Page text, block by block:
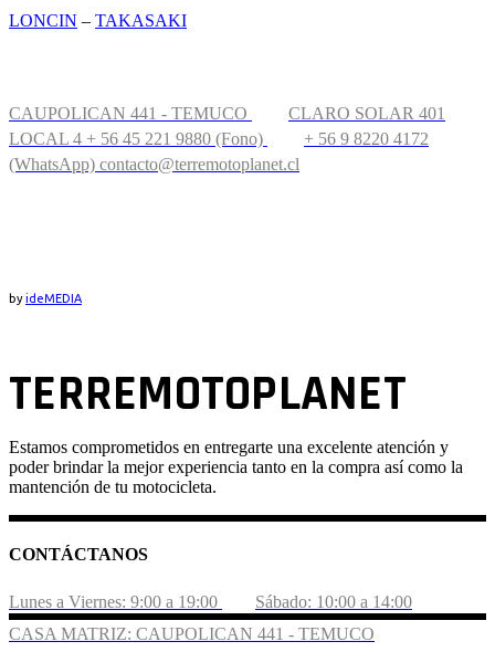
LONCIN – TAKASAKI
CAUPOLICAN 441 - TEMUCO
CLARO SOLAR 401
LOCAL 4 + 56 45 221 9880 (Fono)
+ 56 9 8220 4172
(WhatsApp) contacto@terremotoplanet.cl
byideMEDIA
TERREMOTOPLANET
Estamos comprometidos en entregarte una excelente atención y
poder brindar la mejor experiencia tanto en la compra así como la
mantención de tu motocicleta.
CONTÁCTANOS
Lunes a Viernes: 9:00 a 19:00
Sábado: 10:00 a 14:00
CASA MATRIZ: CAUPOLICAN 441 - TEMUCO